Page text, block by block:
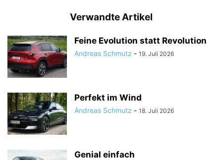
Verwandte Artikel
Feine Evolution statt Revolution
Andreas Schmutz - 19. Juli 2026
Perfekt im Wind
Andreas Schmutz - 18. Juli 2026
Genial einfach